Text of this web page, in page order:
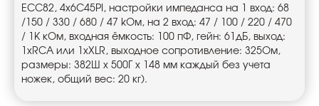
ECC82, 4x6C45PI, настройки импеданса на 1 вход: 68
/150 / 330 / 680 / 47 kОм, на 2 вход: 47 / 100 / 220 / 470
/ 1K кОм, входная ёмкость: 100 пФ, гейн: 61дБ, выход:
1хRCA или 1xXLR, выходное сопротивление: 325Ом,
размеры: 382Ш x 500Г x 148 мм каждый без учета
ножек, общий вес: 20 кг).